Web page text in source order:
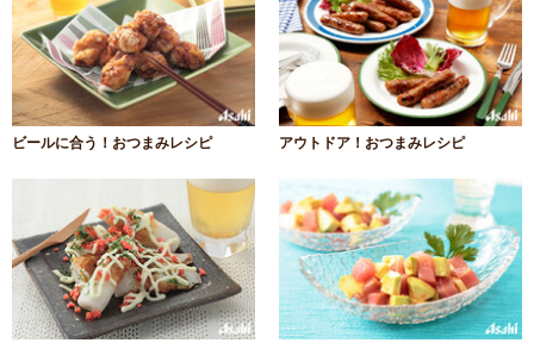
ビールに合う！おつまみレシピ アウトドア！おつまみレシピ